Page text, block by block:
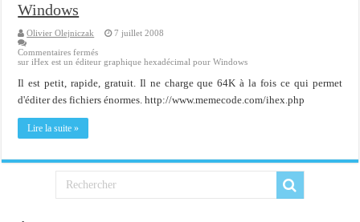
Veille technologique du 13-02-2016
Veille technologique du 23/01/2016
Veille technologique du 17-01-2016
Bonne année 2016 et rétro 2015
Memento - Centos revenir en arrière après un yum update
OnlyOffice, une solution CRM/Gestion documents et plus encore...
Windows
Olivier Olejniczak
7 juillet 2008
Commentaires fermés
sur iHex est un éditeur graphique hexadécimal pour Windows
Il est petit, rapide, gratuit. Il ne charge que 64K à la fois ce qui permet
d'éditer des fichiers énormes. http://www.memecode.com/ihex.php
Lire la suite »